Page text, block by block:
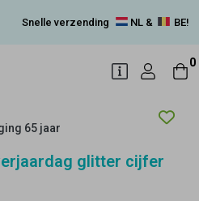
Snelle verzending NL & BE!
0
65 jaar
glitter cijfer